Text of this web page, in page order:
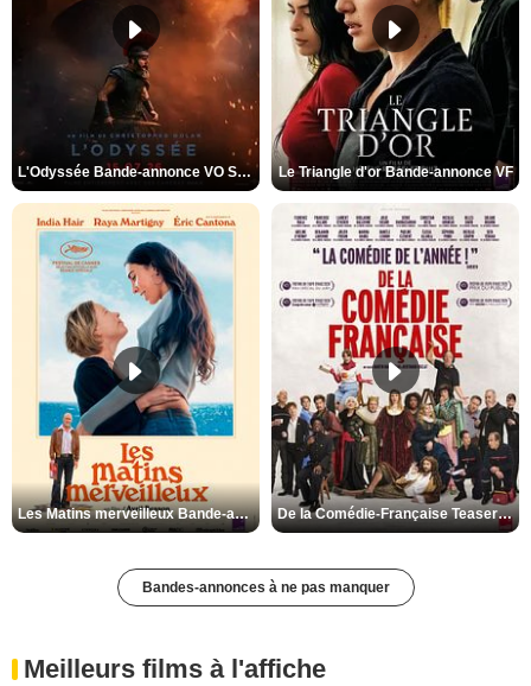
L'Odyssée Bande-annonce VO STFR Le Triangle d'or Bande-annonce VF
Les Matins merveilleux Bande-annonce VF De la Comédie-Française Teaser VF
Bandes-annonces à ne pas manquer
Meilleurs films à l'affiche